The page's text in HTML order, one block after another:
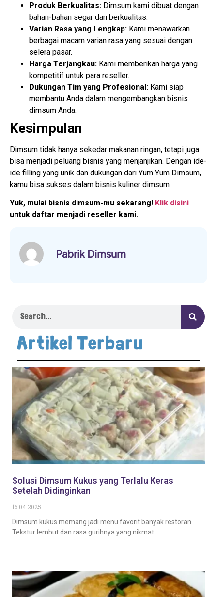
Produk Berkualitas: Dimsum kami dibuat dengan
bahan-bahan segar dan berkualitas.
Varian Rasa yang Lengkap: Kami menawarkan
berbagai macam varian rasa yang sesuai dengan
selera pasar.
Harga Terjangkau: Kami memberikan harga yang
kompetitif untuk para reseller.
Dukungan Tim yang Profesional: Kami siap
membantu Anda dalam mengembangkan bisnis
dimsum Anda.
Kesimpulan
Dimsum tidak hanya sekedar makanan ringan, tetapi juga
bisa menjadi peluang bisnis yang menjanjikan. Dengan ide-
ide filling yang unik dan dukungan dari Yum Yum Dimsum,
kamu bisa sukses dalam bisnis kuliner dimsum.
Yuk, mulai bisnis dimsum-mu sekarang! Klik disini
untuk daftar menjadi reseller kami.
Pabrik Dimsum
Artikel Terbaru
Solusi Dimsum Kukus yang Terlalu Keras
Setelah Didinginkan
16.04.2025
Dimsum kukus memang jadi menu favorit banyak restoran.
Tekstur lembut dan rasa gurihnya yang nikmat